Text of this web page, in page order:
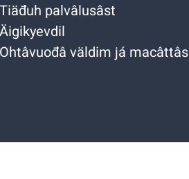
Tiäđuh palvâlusâst
Äigikyevdil
Ohtâvuođâ väldim já macâttâs